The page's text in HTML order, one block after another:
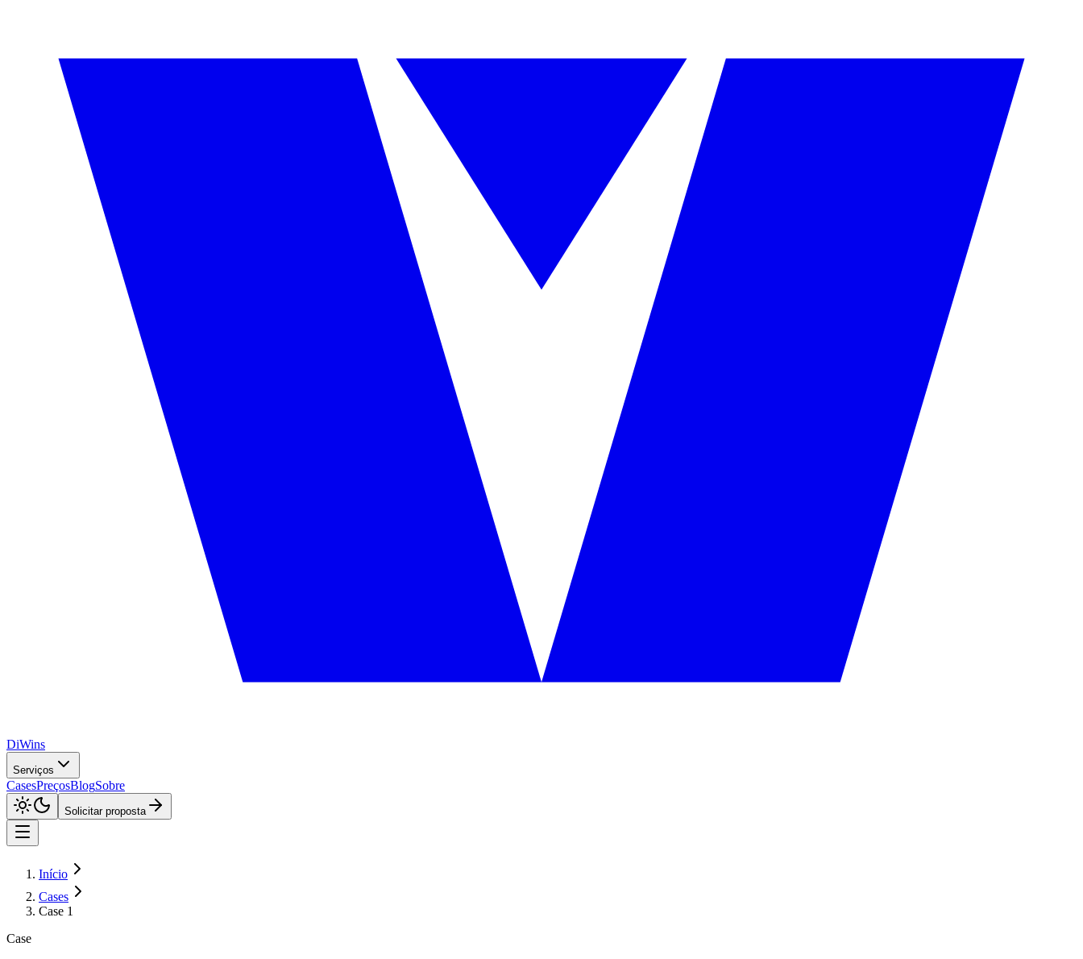
DiWins
Serviços
CasesPreçosBlogSobre
Solicitar proposta
Início
Cases
Case 1
Case